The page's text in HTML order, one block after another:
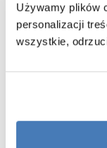
Używamy plików
personalizacji
wszystkie,
obu kolekcji. Gładka,
utrzymanie jej w
zawiasów
Cechy kabiny